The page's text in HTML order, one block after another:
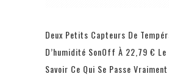
Deux Petits Capteurs De
D’humidité SonOff À 22,79 €
Savoir Ce Qui Se Passe